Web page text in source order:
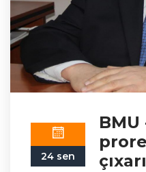
24 sen
BMU